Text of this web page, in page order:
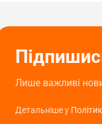
Лише важливі
Детальніше у